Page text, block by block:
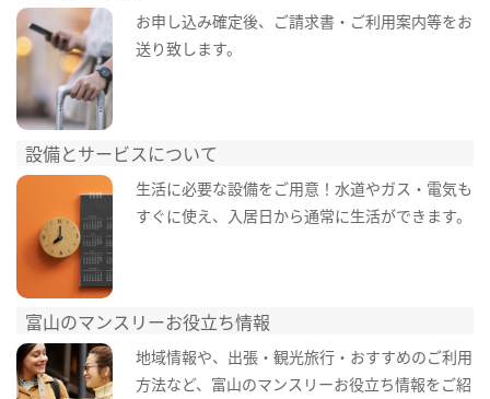
お申し込み確定後、ご請求書・ご利用案内等をお
送り致します。
設備とサービスについて
生活に必要な設備をご用意！水道やガス・電気も
すぐに使え、入居日から通常に生活ができます。
富山のマンスリーお役立ち情報
地域情報や、出張・観光旅行・おすすめのご利用
方法など、富山のマンスリーお役立ち情報をご紹